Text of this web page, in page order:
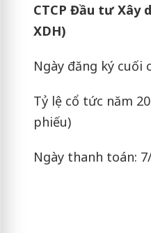
CTCP Đầu tư Xây
XDH)
Ngày đăng ký cuối
Tỷ lệ cổ tức năm
phiếu)
Ngày thanh toán: